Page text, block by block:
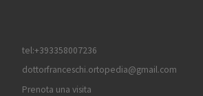
tel:+393358007236
dottorfranceschi.ortopedia@gmail.com
Prenota una visita